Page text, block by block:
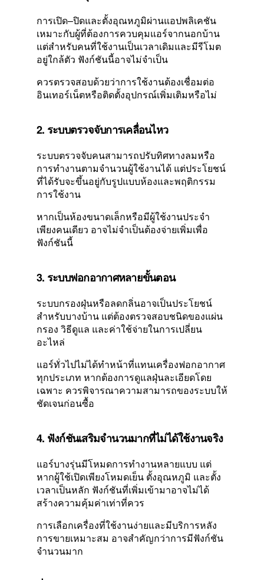
การเปิด–ปิดและตั้งอุณหภูมิผ่านแอปพลิเคชัน
เหมาะกับผู้ที่ต้องการควบคุมแอร์จากนอกบ้าน
แต่สำหรับคนที่ใช้งานเป็นเวลาเดิมและมีรีโมต
อยู่ใกล้ตัว ฟังก์ชันนี้อาจไม่จำเป็น
ควรตรวจสอบด้วยว่าการใช้งานต้องเชื่อมต่อ
อินเทอร์เน็ตหรือติดตั้งอุปกรณ์เพิ่มเติมหรือไม่
2. ระบบตรวจจับการเคลื่อนไหว
ระบบตรวจจับคนสามารถปรับทิศทางลมหรือ
การทำงานตามจำนวนผู้ใช้งานได้ แต่ประโยชน์
ที่ได้รับจะขึ้นอยู่กับรูปแบบห้องและพฤติกรรม
การใช้งาน
หากเป็นห้องขนาดเล็กหรือมีผู้ใช้งานประจำ
เพียงคนเดียว อาจไม่จำเป็นต้องจ่ายเพิ่มเพื่อ
ฟังก์ชันนี้
3. ระบบฟอกอากาศหลายขั้นตอน
ระบบกรองฝุ่นหรือลดกลิ่นอาจเป็นประโยชน์
สำหรับบางบ้าน แต่ต้องตรวจสอบชนิดของแผ่น
กรอง วิธีดูแล และค่าใช้จ่ายในการเปลี่ยน
อะไหล่
แอร์ทั่วไปไม่ได้ทำหน้าที่แทนเครื่องฟอกอากาศ
ทุกประเภท หากต้องการดูแลฝุ่นละเอียดโดย
เฉพาะ ควรพิจารณาความสามารถของระบบให้
ชัดเจนก่อนซื้อ
4. ฟังก์ชันเสริมจำนวนมากที่ไม่ได้ใช้งานจริง
แอร์บางรุ่นมีโหมดการทำงานหลายแบบ แต่
หากผู้ใช้เปิดเพียงโหมดเย็น ตั้งอุณหภูมิ และตั้ง
เวลาเป็นหลัก ฟังก์ชันที่เพิ่มเข้ามาอาจไม่ได้
สร้างความคุ้มค่าเท่าที่ควร
การเลือกเครื่องที่ใช้งานง่ายและมีบริการหลัง
การขายเหมาะสม อาจสำคัญกว่าการมีฟังก์ชัน
จำนวนมาก